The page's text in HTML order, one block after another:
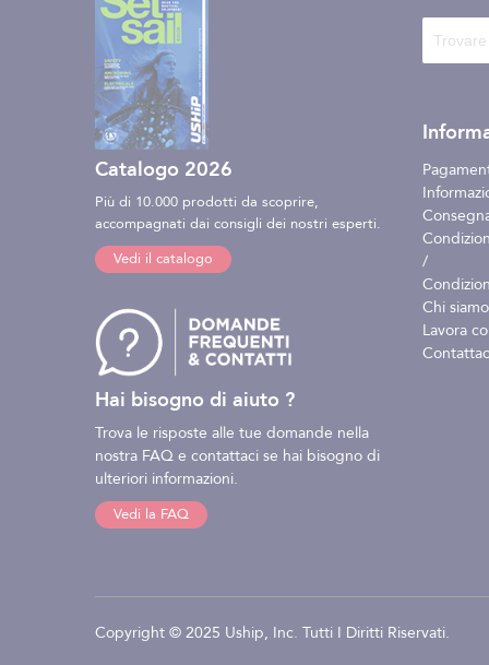
Catalogo 2026
Più di 10.000 prodotti da scoprire,
accompagnati dai consigli dei nostri esperti.
Vedi il catalogo
Hai bisogno di aiuto ?
Trova le risposte alle tue domande nella
nostra FAQ e contattaci se hai bisogno di
ulteriori informazioni.
Vedi la FAQ
/
Chi siamo
Lavora
Copyright © 2025 Uship, Inc. Tutti I Diritti Riservati.